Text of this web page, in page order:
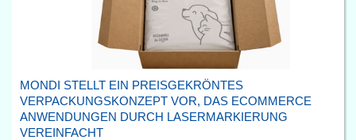
MONDI STELLT EIN PREISGEKRÖNTES
VERPACKUNGSKONZEPT VOR, DAS ECOMMERCE
ANWENDUNGEN DURCH LASERMARKIERUNG
VEREINFACHT